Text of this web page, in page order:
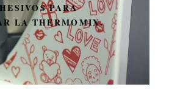
PARA
LA THERMOMIX.